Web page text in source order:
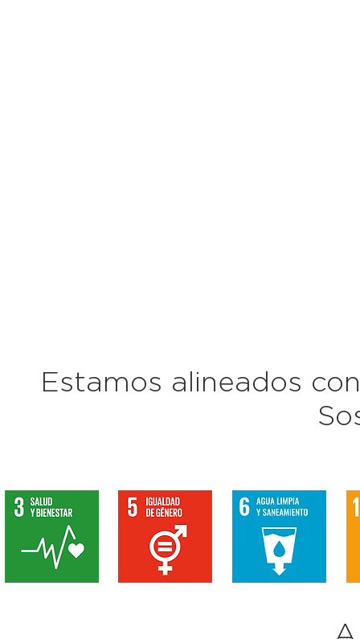
Estamos alineados